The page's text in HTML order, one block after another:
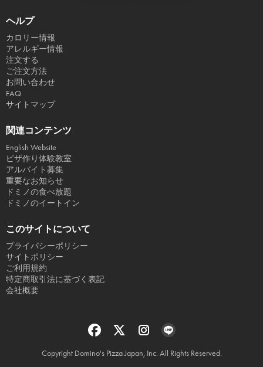
ヘルプ
カロリー情報
アレルギー情報
注文する
ご注文方法
お問い合わせ
FAQ
サイトマップ
関連コンテンツ
English Website
ピザ作り体験教室
アルバイト募集
重要なお知らせ
ドミノの食べ放題
ドミノのイートイン
このサイトについて
プライバシーポリシー
サイトポリシー
ご利用規約
特定商取引法に基づく表記
会社概要
Copyright Domino's Pizza Japan, Inc. All Rights Reserved.